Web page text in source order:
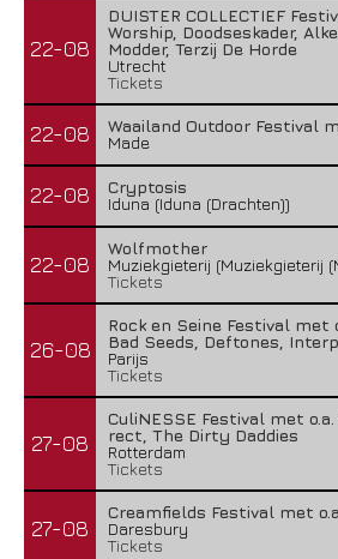
22-08
DUISTER COLLECTIEF
Worship, Doodseskader,
Modder, Terzij De Horde
Utrecht
Tickets
22-08
Waailand Outdoor Festival
Made
22-08
Cryptosis
Iduna (Iduna (Drachten))
22-08
Wolfmother
Muziekgieterij (Muziekgieterij
Tickets
26-08
Rock en Seine Festival met
Bad Seeds, Deftones,
Parijs
Tickets
27-08
CuliNESSE Festival met
rect, The Dirty Daddies
Rotterdam
Tickets
27-08
Creamfields Festival met
Daresbury
Tickets